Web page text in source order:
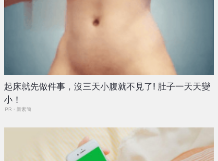
起床就先做件事，沒三天小腹就不見了! 肚子一天天變
小！
PR・新素簡